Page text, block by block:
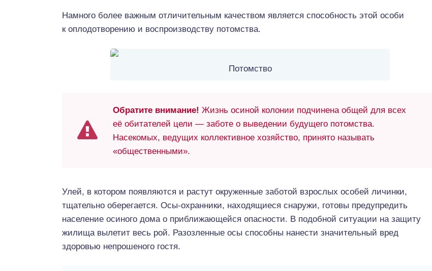
Намного более важным отличительным качеством является способность этой особи
к оплодотворению и воспроизводству потомства.
Потомство
Обратите внимание! Жизнь осиной колонии подчинена общей для всех
её обитателей цели — заботе о выведении будущего потомства.
Насекомых, ведущих коллективное хозяйство, принято называть
«общественными».
Улей, в котором появляются и растут окруженные заботой взрослых особей личинки,
тщательно оберегается. Осы-охранники, находящиеся снаружи, готовы предупредить
население осиного дома о приближающейся опасности. В подобной ситуации на защиту
жилища вылетит весь рой. Разозленные осы способны нанести значительный вред
здоровью непрошеного гостя.